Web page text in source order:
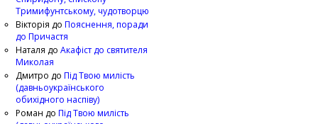
Тримифунтському, чудотворцю
Вікторія до Пояснення, поради
до Причастя
Наталя до Акафіст до святителя
Миколая
Дмитро до Під Твою милість
(давньоукраїнського
обихідного наспіву)
Роман до Під Твою милість